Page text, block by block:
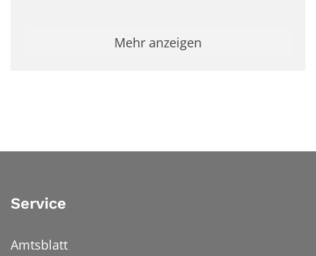
Mehr anzeigen
Service
Amtsblatt